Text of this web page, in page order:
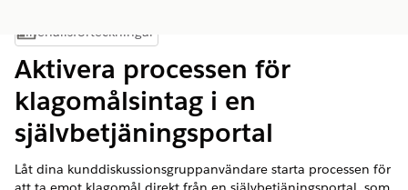
Visa innehållsförteckning
Innehållsförteckningar
Aktivera processen för
klagomålsintag i en
självbetjäningsportal
Låt dina kunddiskussionsgruppanvändare starta processen för